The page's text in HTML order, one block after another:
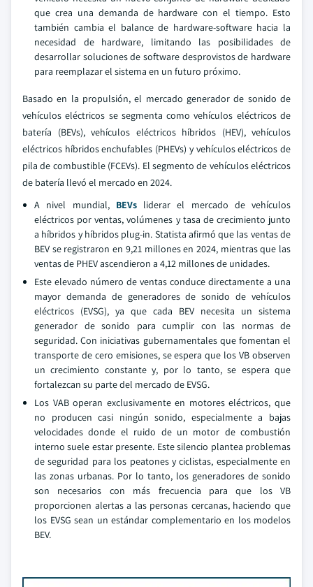
que crea una demanda de hardware con el tiempo. Esto
también cambia el balance de hardware-software hacia la
necesidad de hardware, limitando las posibilidades de
desarrollar soluciones de software desprovistos de hardware
para reemplazar el sistema en un futuro próximo.
Basado en la propulsión, el mercado generador de sonido de
vehículos eléctricos se segmenta como vehículos eléctricos de
batería (BEVs), vehículos eléctricos híbridos (HEV), vehículos
eléctricos híbridos enchufables (PHEVs) y vehículos eléctricos de
pila de combustible (FCEVs). El segmento de vehículos eléctricos
de batería llevó el mercado en 2024.
A nivel mundial, BEVsliderar el mercado de vehículos
eléctricos por ventas, volúmenes y tasa de crecimiento junto
a híbridos y híbridos plug-in. Statista afirmó que las ventas de
BEV se registraron en 9,21 millones en 2024, mientras que las
ventas de PHEV ascendieron a 4,12 millones de unidades.
Este elevado número de ventas conduce directamente a una
mayor demanda de generadores de sonido de vehículos
eléctricos (EVSG), ya que cada BEV necesita un sistema
generador de sonido para cumplir con las normas de
seguridad. Con iniciativas gubernamentales que fomentan el
transporte de cero emisiones, se espera que los VB observen
un crecimiento constante y, por lo tanto, se espera que
fortalezcan su parte del mercado de EVSG.
Los VAB operan exclusivamente en motores eléctricos, que
no producen casi ningún sonido, especialmente a bajas
velocidades donde el ruido de un motor de combustión
interno suele estar presente. Este silencio plantea problemas
de seguridad para los peatones y ciclistas, especialmente en
las zonas urbanas. Por lo tanto, los generadores de sonido
son necesarios con más frecuencia para que los VB
proporcionen alertas a las personas cercanas, haciendo que
los EVSG sean un estándar complementario en los modelos
BEV.